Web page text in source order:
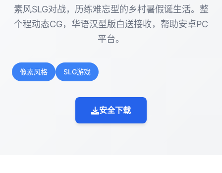
素风SLG对战，历练难忘型的乡村暑假诞生活。整
个程动态CG，华语汉型版白送接收，帮助安卓PC
平台。
像素风格 SLG游戏
安全下载